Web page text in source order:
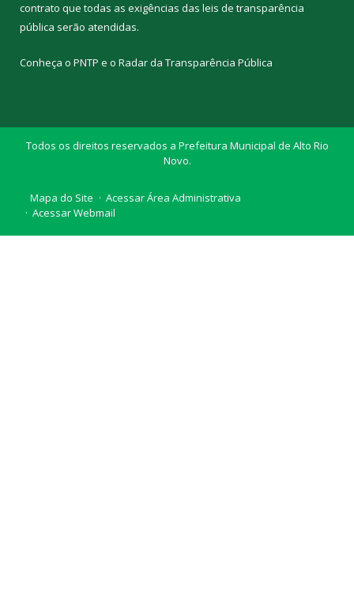
contrato que todas as exigências das leis de transparência
pública serão atendidas.
Conheça o PNTP e o Radar da Transparência Pública
Todos os direitos reservados a Prefeitura Municipal de Alto Rio
Novo.
Mapa do Site
Acessar Área Administrativa
Acessar Webmail